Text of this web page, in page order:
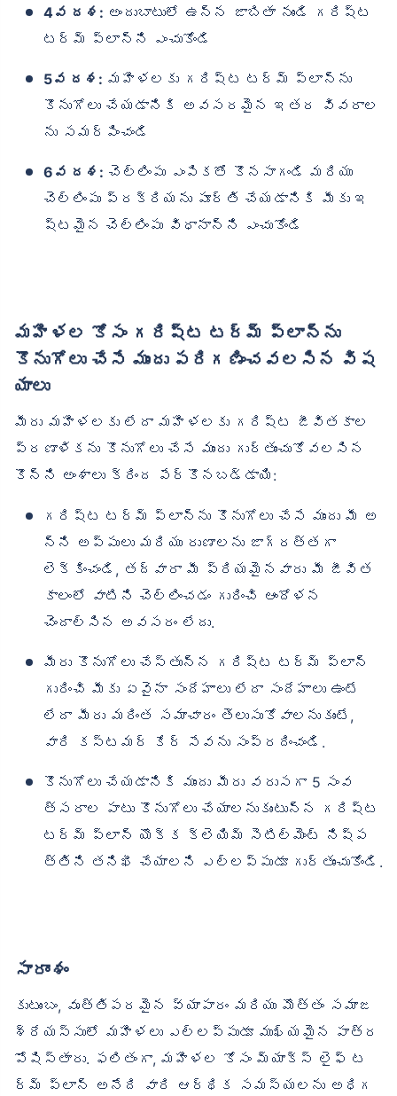
4వ దశ: అందుబాటులో ఉన్న జాబితా నుండి గరిష్ట
టర్మ్ ప్లాన్‌ని ఎంచుకోండి
5వ దశ: మహిళలకు గరిష్ట టర్మ్ ప్లాన్‌ను
కొనుగోలు చేయడానికి అవసరమైన ఇతర వివరాల
ను సమర్పించండి
6వ దశ: చెల్లింపు ఎంపికతో కొనసాగండి మరియు
చెల్లింపు ప్రక్రియను పూర్తి చేయడానికి మీకు ఇ
ష్టమైన చెల్లింపు విధానాన్ని ఎంచుకోండి
మహిళల కోసం గరిష్ట టర్మ్ ప్లాన్‌ను
కొనుగోలు చేసే ముందు పరిగణించవలసిన విష
యాలు
మీరు మహిళలకు లేదా మహిళలకు గరిష్ట జీవితకాల
ప్రణాళికను కొనుగోలు చేసే ముందు గుర్తుంచుకోవలసిన
కొన్ని అంశాలు క్రింద పేర్కొనబడ్డాయి:
గరిష్ట టర్మ్ ప్లాన్‌ను కొనుగోలు చేసే ముందు మీ అ
న్ని అప్పులు మరియు రుణాలను జాగ్రత్తగా
లెక్కించండి, తద్వారా మీ ప్రియమైనవారు మీ జీవిత
కాలంలో వాటిని చెల్లించడం గురించి ఆందోళన
చెందాల్సిన అవసరం లేదు.
మీరు కొనుగోలు చేస్తున్న గరిష్ట టర్మ్ ప్లాన్
గురించి మీకు ఏవైనా సందేహాలు లేదా సందేహాలు ఉంటే
లేదా మీరు మరింత సమాచారం తెలుసుకోవాలనుకుంటే,
వారి కస్టమర్ కేర్ సేవను సంప్రదించండి.
కొనుగోలు చేయడానికి ముందు మీరు వరుసగా 5 సంవ
త్సరాల పాటు కొనుగోలు చేయాలనుకుంటున్న గరిష్ట
టర్మ్ ప్లాన్ యొక్క క్లెయిమ్ సెటిల్‌మెంట్ నిష్ప
త్తిని తనిఖీ చేయాలని ఎల్లప్పుడూ గుర్తుంచుకోండి.
సారాంశం
కుటుంబం, వృత్తిపరమైన వ్యాపారం మరియు మొత్తం సమాజ
శ్రేయస్సులో మహిళలు ఎల్లప్పుడూ ముఖ్యమైన పాత్ర
పోషిస్తారు. ఫలితంగా, మహిళల కోసం మ్యాక్స్ లైఫ్ ట
ర్మ్ ప్లాన్ అనేది వారి ఆర్థిక సమస్యలను అధిగ